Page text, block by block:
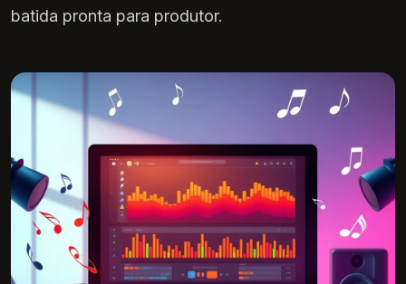
batida pronta para produtor.